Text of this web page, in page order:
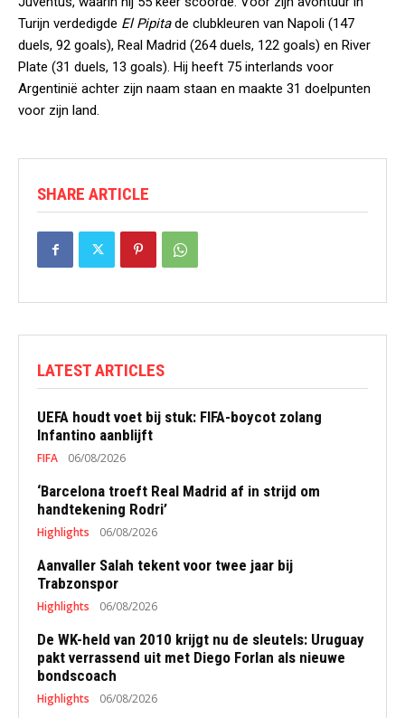
Turijn verdedigde El Pipitade clubkleuren van Napoli (147
duels, 92 goals), Real Madrid (264 duels, 122 goals) en River
Plate (31 duels, 13 goals). Hij heeft 75 interlands voor
Argentinië achter zijn naam staan en maakte 31 doelpunten
voor zijn land.
SHARE ARTICLE
LATEST ARTICLES
UEFA houdt voet bij stuk: FIFA-boycot zolang
Infantino aanblijft
FIFA 06/08/2026
‘Barcelona troeft Real Madrid af in strijd om
handtekening Rodri’
Highlights 06/08/2026
Aanvaller Salah tekent voor twee jaar bij
Trabzonspor
Highlights 06/08/2026
De WK-held van 2010 krijgt nu de sleutels: Uruguay
pakt verrassend uit met Diego Forlan als nieuwe
bondscoach
Highlights 06/08/2026